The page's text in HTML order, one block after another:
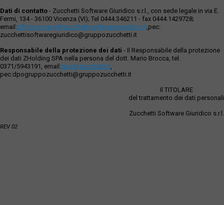
Dati di contatto - Zucchetti Software Giuridico s.r.l., con sede legale in via E.
Fermi, 134 - 36100 Vicenza (VI); Tel 0444.346211 - fax 0444.1429728;
email:ufficio.privacy@zucchettisoftwaregiuridico.it,pec:
zucchettisoftwaregiuridico@gruppozucchetti.it
Responsabile della protezione dei dati - Il Responsabile della protezione
dei dati ZHolding SPA nella persona del dott. Mario Brocca, tel.
0371/5943191, email:dpo@zucchetti.it,
pec:dpogruppozucchetti@gruppozucchetti.it
Il TITOLARE
del trattamento dei dati personali
Zucchetti Software Giuridico s.r.l.
REV 02